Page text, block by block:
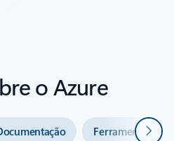
o Azure
Ferramentas